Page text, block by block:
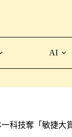
AI
科技奪「敏捷大